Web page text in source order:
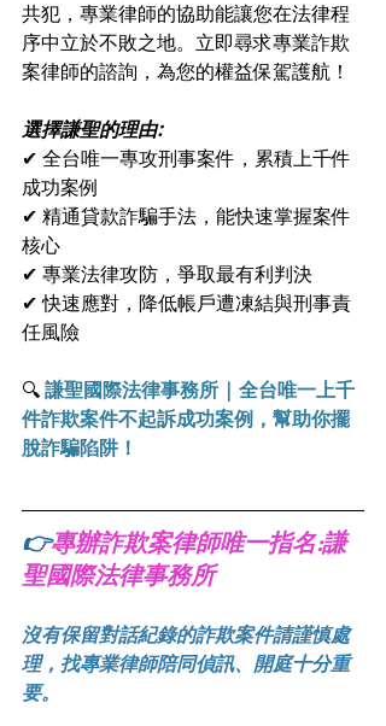
共犯，專業律師的協助能讓您在法律程
序中立於不敗之地。立即尋求專業詐欺
案律師的諮詢，為您的權益保駕護航！
選擇謙聖的理由:
✔ 全台唯一專攻刑事案件，累積上千件
成功案例
✔ 精通貸款詐騙手法，能快速掌握案件
核心
✔ 專業法律攻防，爭取最有利判決
✔ 快速應對，降低帳戶遭凍結與刑事責
任風險
🔍 謙聖國際法律事務所 | 全台唯一上千
件詐欺案件不起訴成功案例，幫助你擺
脫詐騙陷阱！
👉專辦詐欺案律師唯一指名:謙
聖國際法律事務所
沒有保留對話紀錄的詐欺案件請謹慎處
理，找專業律師陪同偵訊、開庭十分重
要。